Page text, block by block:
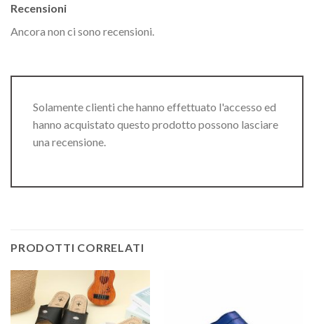
Recensioni
Ancora non ci sono recensioni.
Solamente clienti che hanno effettuato l'accesso ed
hanno acquistato questo prodotto possono lasciare
una recensione.
PRODOTTI CORRELATI